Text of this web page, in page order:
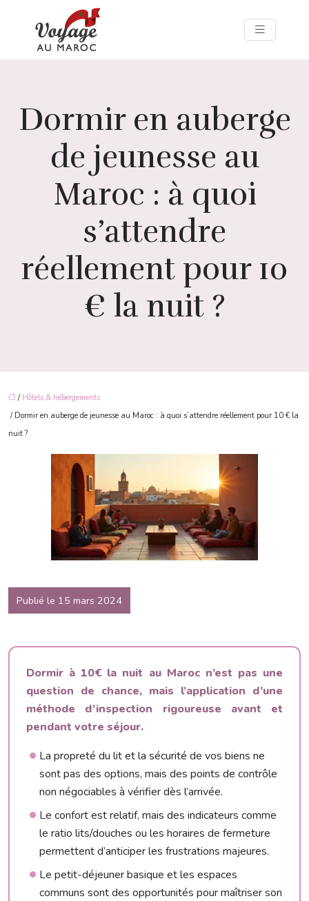
Dormir en auberge
de jeunesse au
Maroc : à quoi
s’attendre
réellement pour 10
€ la nuit ?
/ Hôtels & hébergements
/ Dormir en auberge de jeunesse au Maroc : à quoi s’attendre réellement pour 10 € la
nuit ?
Publié le 15 mars 2024
Dormir à 10€ la nuit au Maroc n’est pas une
question de chance, mais l’application d’une
méthode d’inspection rigoureuse avant et
pendant votre séjour.
La propreté du lit et la sécurité de vos biens ne
sont pas des options, mais des points de contrôle
non négociables à vérifier dès l’arrivée.
Le confort est relatif, mais des indicateurs comme
le ratio lits/douches ou les horaires de fermeture
permettent d’anticiper les frustrations majeures.
Le petit-déjeuner basique et les espaces
communs sont des opportunités pour maîtriser son